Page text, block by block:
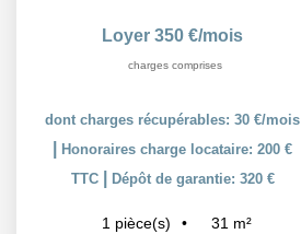
Loyer 350 €/mois
charges comprises
dont charges récupérables: 30 €/mois
Honoraires charge locataire: 200 €
TTC
Dépôt de garantie: 320 €
1 pièce(s) 31 m²